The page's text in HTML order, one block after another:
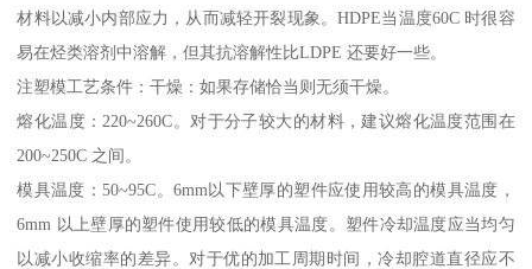
材料以减小内部应力，从而减轻开裂现象。HDPE当温度60C 时很容
易在烃类溶剂中溶解，但其抗溶解性比LDPE还要好一些。
注塑模工艺条件：干燥：如果存储恰当则无须干燥。
熔化温度： 220~260C 。对于分子较大的材料，建议熔化温度范围在
200~250C 之间。
模具温度：50~95C 。 6mm 以下壁厚的塑件应使用较高的模具温度，
6mm 以上壁厚的塑件使用较低的模具温度。塑件冷却温度应当均匀
以减小收缩率的差异。对于优的加工周期时间，冷却腔道直径应不